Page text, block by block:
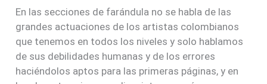
En las secciones de farándula no se habla de las
grandes actuaciones de los artistas colombianos
que tenemos en todos los niveles y solo hablamos
de sus debilidades humanas y de los errores
haciéndolos aptos para las primeras páginas, y en